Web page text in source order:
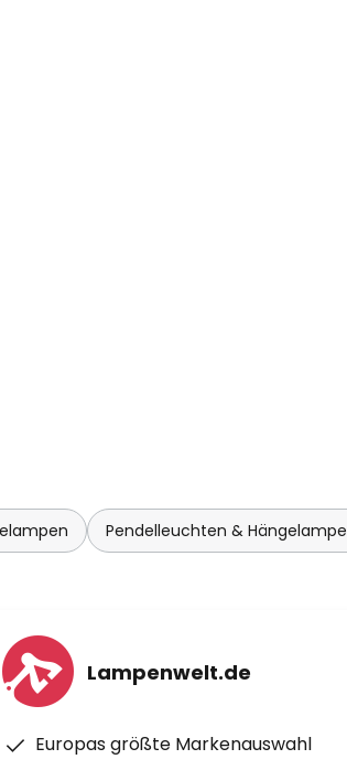
Pendelleuchten &
Lampenwelt.de
Europas größte Markenauswahl